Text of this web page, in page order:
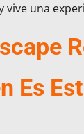
vive una
Es